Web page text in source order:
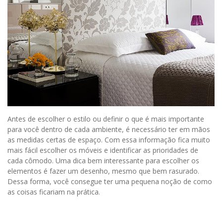
Antes de escolher o estilo ou definir o que é mais importante
para você dentro de cada ambiente, é necessário ter em mãos
as medidas certas de espaço. Com essa informação fica muito
mais fácil escolher os móveis e identificar as prioridades de
cada cômodo. Uma dica bem interessante para escolher os
elementos é fazer um desenho, mesmo que bem rasurado.
Dessa forma, você consegue ter uma pequena noção de como
as coisas ficariam na prática.